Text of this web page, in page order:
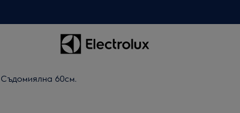
Съдомиялна 60см.